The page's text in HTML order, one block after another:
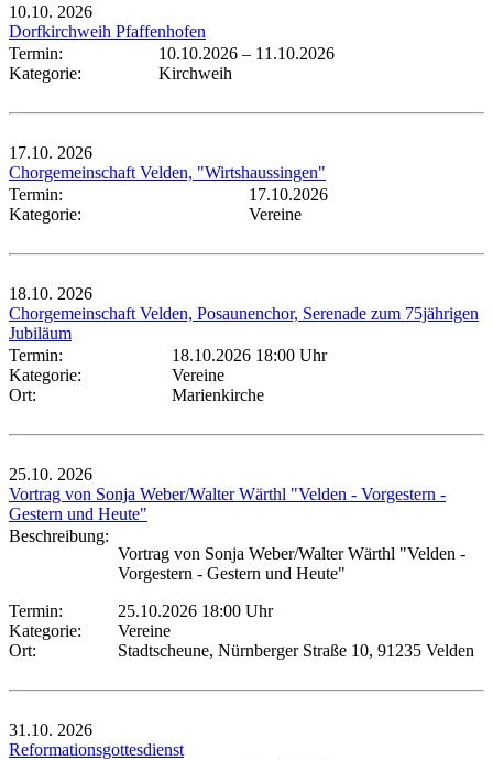
10.10. 2026
Dorfkirchweih Pfaffenhofen
Termin:
10.10.2026 – 11.10.2026
Kategorie:
Kirchweih
17.10. 2026
Chorgemeinschaft Velden, "Wirtshaussingen"
Termin:
17.10.2026
Kategorie:
Vereine
18.10. 2026
Chorgemeinschaft Velden, Posaunenchor, Serenade zum 75jährigen
Jubiläum
Termin:
18.10.2026 18:00 Uhr
Kategorie:
Vereine
Ort:
Marienkirche
25.10. 2026
Vortrag von Sonja Weber/Walter Wärthl "Velden - Vorgestern -
Gestern und Heute"
Beschreibung:
Vortrag von Sonja Weber/Walter Wärthl "Velden -
Vorgestern - Gestern und Heute"
Termin:
25.10.2026 18:00 Uhr
Kategorie:
Vereine
Ort:
Stadtscheune, Nürnberger Straße 10, 91235 Velden
31.10. 2026
Reformationsgottesdienst